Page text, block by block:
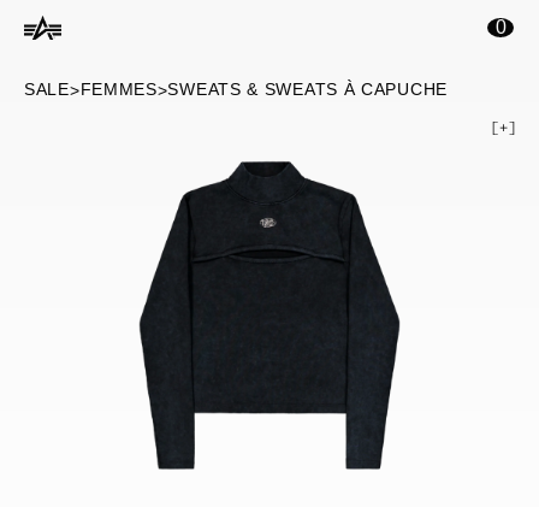
principal 0
SALE>FEMMES>SWEATS & SWEATS À CAPUCHE